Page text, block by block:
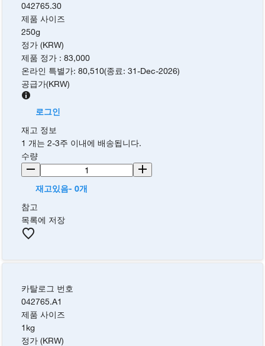
042765.30
제품 사이즈
250g
정가 (KRW)
제품 정가 :83,000
온라인 특별가:80,510(종료:31-Dec-2026)
공급가(KRW)
로그인
재고 정보
1 개는 2-3주 이내에 배송됩니다.
수량
재고있음- 0개
참고
목록에 저장
카탈로그 번호
042765.A1
제품 사이즈
1kg
정가 (KRW)